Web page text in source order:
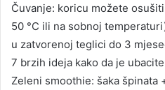
Čuvanje: koricu možete
50 °C ili na sobnoj
u zatvorenoj teglici do 3
7 brzih ideja kako da je
Zeleni smoothie: šaka špinata